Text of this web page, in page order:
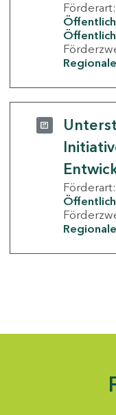
Förderart:
Förderart: